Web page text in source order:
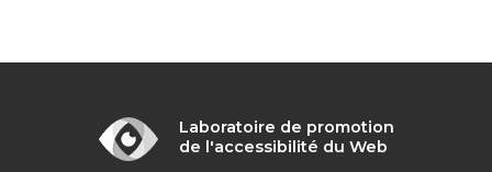
Laboratoire de promotion
de l'accessibilité du Web